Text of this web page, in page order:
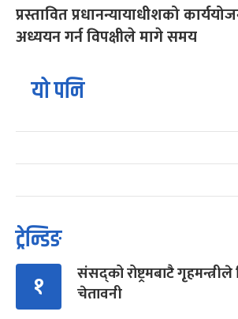
प्रस्तावित प्रधानन्यायाधीशको
अध्ययन गर्न विपक्षीले मागे समय
यो पनि
ट्रेन्डिङ
१
संसद्को रोष्ट्रमबाटै गृहमन्त्रीले
चेतावनी